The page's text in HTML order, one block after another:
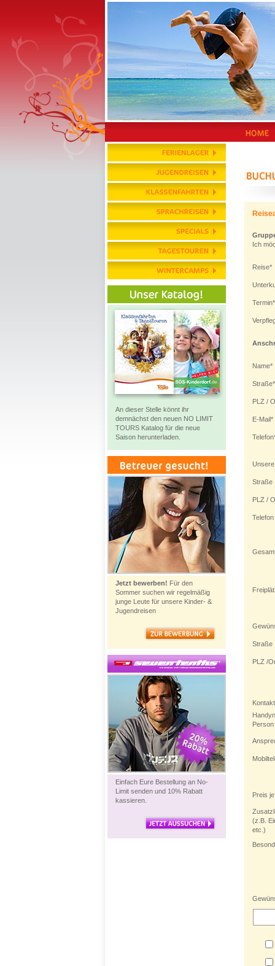
An dieser Stelle könnt ihr
demnächst den neuen NO LIMIT
TOURS Katalog für die neue
Saison herunterladen.
Jetzt bewerben! Für den
Sommer suchen wir regelmäßig
junge Leute für unsere Kinder- &
Jugendreisen
Einfach Eure Bestellung an No-
Limit senden und 10% Rabatt
kassieren.
Ich
Reise*
Termin*
Name*
Straße*
PLZ /
E-Mail*
Straße
PLZ /
Telefon
Straße
PLZ /
Person
Preis
(z.B.
etc.)